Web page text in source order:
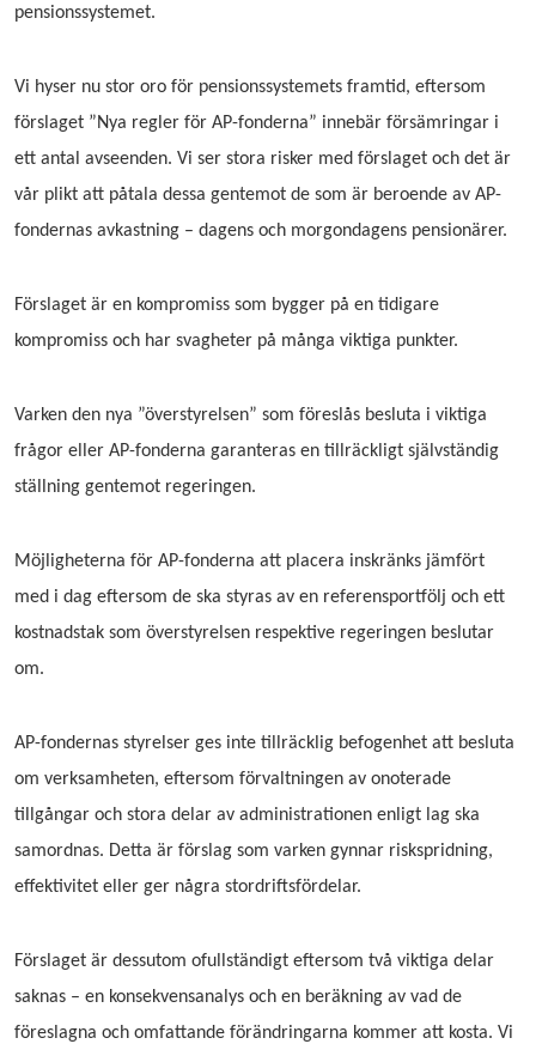
pensionssystemet.
Vi hyser nu stor oro för pensionssystemets framtid, eftersom
förslaget ”Nya regler för AP-fonderna” innebär försämringar i
ett antal avseenden. Vi ser stora risker med förslaget och det är
vår plikt att påtala dessa gentemot de som är beroende av AP-
fondernas avkastning – dagens och morgondagens pensionärer.
Förslaget är en kompromiss som bygger på en tidigare
kompromiss och har svagheter på många viktiga punkter.
Varken den nya ”överstyrelsen” som föreslås besluta i viktiga
frågor eller AP-fonderna garanteras en tillräckligt självständig
ställning gentemot regeringen.
Möjligheterna för AP-fonderna att placera inskränks jämfört
med i dag eftersom de ska styras av en referensportfölj och ett
kostnadstak som överstyrelsen respektive regeringen beslutar
om.
AP-fondernas styrelser ges inte tillräcklig befogenhet att besluta
om verksamheten, eftersom förvaltningen av onoterade
tillgångar och stora delar av administrationen enligt lag ska
samordnas. Detta är förslag som varken gynnar riskspridning,
effektivitet eller ger några stordriftsfördelar.
Förslaget är dessutom ofullständigt eftersom två viktiga delar
saknas – en konsekvensanalys och en beräkning av vad de
föreslagna och omfattande förändringarna kommer att kosta. Vi